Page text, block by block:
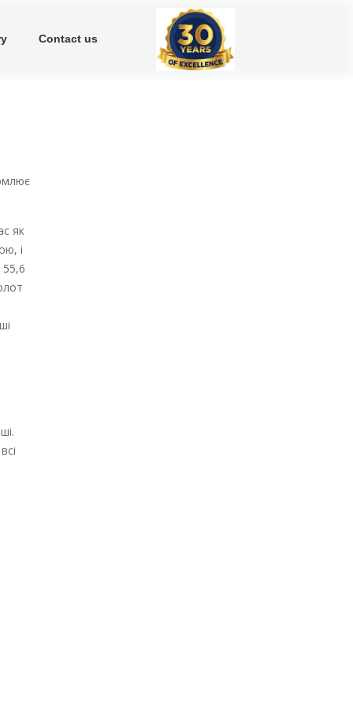
Contact us
як
і
55,6